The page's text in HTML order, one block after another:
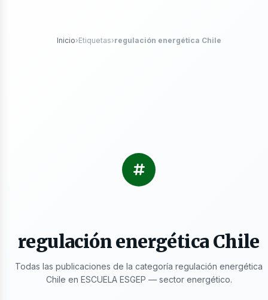
Inicio›Etiquetas›regulación energética Chile
regulación energética Chile
Todas las publicaciones de la categoría regulación energética
Chile en ESCUELA ESGEP — sector energético.